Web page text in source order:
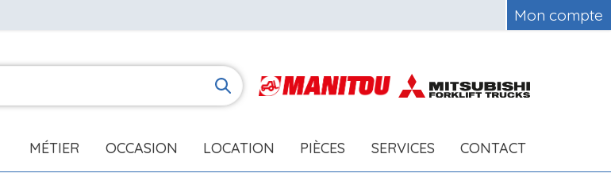
Mon compte
MÉTIER OCCASION LOCATION PIÈCES SERVICES CONTACT